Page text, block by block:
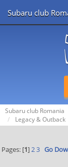
Subaru club
Subaru club Romania
Legacy & Outback
Pages: [1]2 3 Go